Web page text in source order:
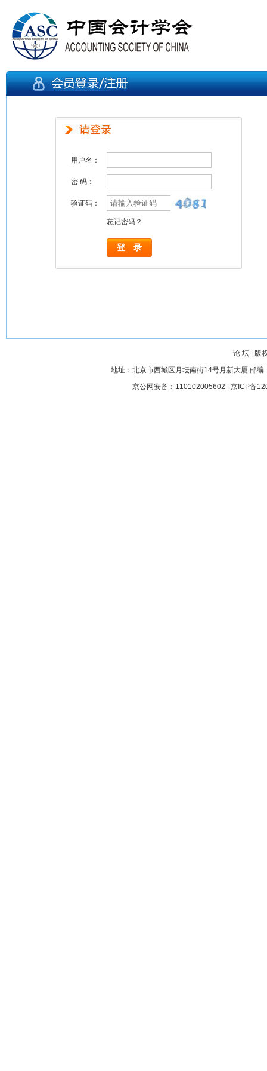
用户名：
密 码：
验证码：
忘记密码？
论 坛
版
地址：北京市西城区月坛南街14号月新大厦 邮
京公网安备：110102005602 | 京ICP备